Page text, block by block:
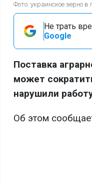
Фото: украинское зерно в
Не трать
Google
Поставка
может
нарушили
Об этом